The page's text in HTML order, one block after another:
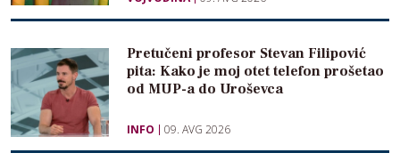
Pretučeni profesor Stevan Filipović
pita: Kako je moj otet telefon prošetao
od MUP-a do Uroševca
INFO 09. AVG 2026